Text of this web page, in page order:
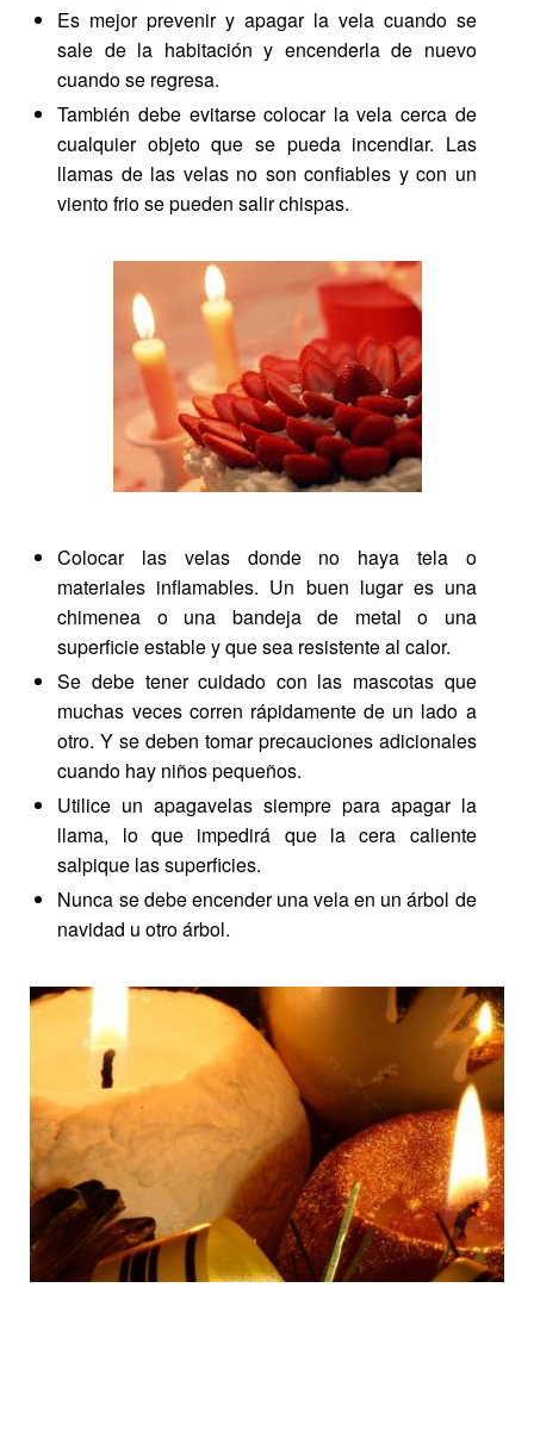
Es mejor prevenir y apagar la vela cuando se
sale de la habitación y encenderla de nuevo
cuando se regresa.
También debe evitarse colocar la vela cerca de
cualquier objeto que se pueda incendiar. Las
llamas de las velas no son confiables y con un
viento frio se pueden salir chispas.
Colocar las velas donde no haya tela o
materiales inflamables. Un buen lugar es una
chimenea o una bandeja de metal o una
superficie estable y que sea resistente al calor.
Se debe tener cuidado con las mascotas que
muchas veces corren rápidamente de un lado a
otro. Y se deben tomar precauciones adicionales
cuando hay niños pequeños.
Utilice un apagavelas siempre para apagar la
llama, lo que impedirá que la cera caliente
salpique las superficies.
Nunca se debe encender una vela en un árbol de
navidad u otro árbol.